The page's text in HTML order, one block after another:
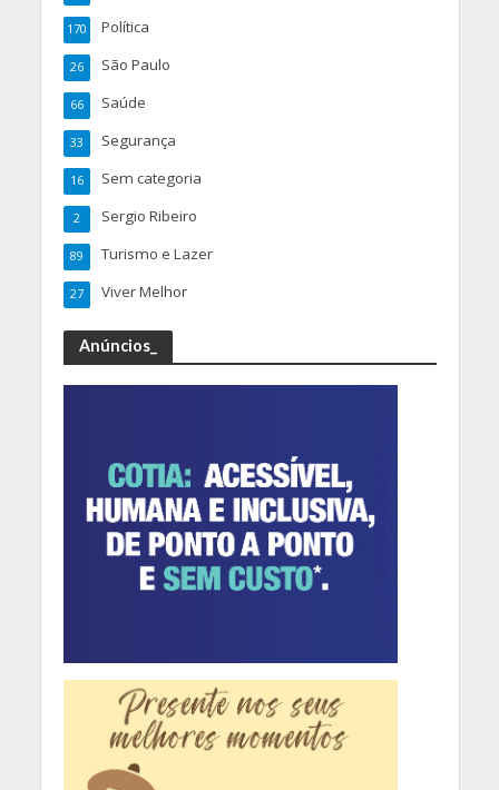
Política
170
São Paulo
26
Saúde
66
Segurança
33
Sem categoria
16
Sergio Ribeiro
2
Turismo e Lazer
89
Viver Melhor
27
Anúncios_